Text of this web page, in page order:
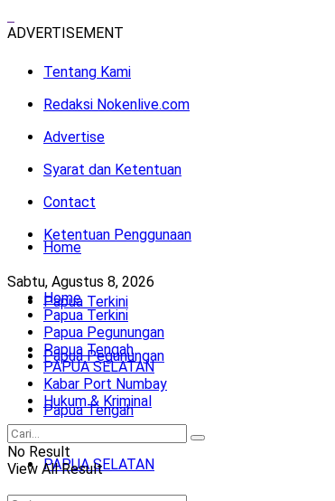
ADVERTISEMENT
Tentang Kami
Redaksi Nokenlive.com
Advertise
Syarat dan Ketentuan
Contact
Ketentuan Penggunaan
Sabtu, Agustus 8, 2026
Home
Papua Terkini
Papua Pegunungan
Papua Tengah
PAPUA SELATAN
Home
Papua Terkini
Papua Pegunungan
Papua Tengah
PAPUA SELATAN
Kabar Port Numbay
Hukum & Kriminal
No Result
View All Result